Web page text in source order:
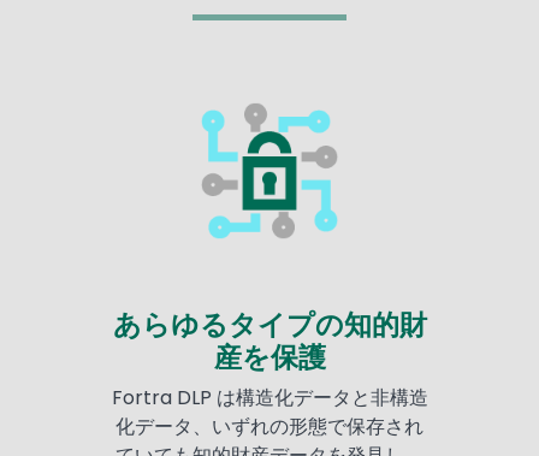
あらゆるタイプの知的財
産を保護
Fortra DLP は構造化データと非構造
化データ、いずれの形態で保存され